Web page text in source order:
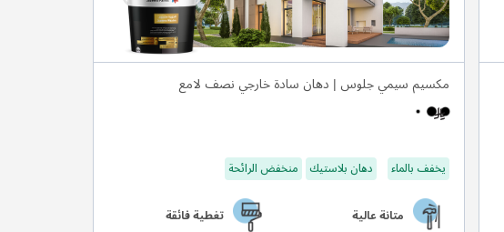
مكسيم سيمي جلوس | دهان سادة خارجي نصف لامع
يخفف بالماء دهان بلاستيك منخفض الرائحة
متانة عالية تغطية فائقة